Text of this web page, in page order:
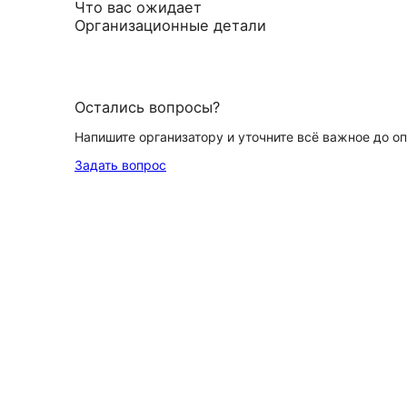
Что вас ожидает
Организационные детали
Остались вопросы?
Напишите организатору и уточните всё важное до
Задать вопрос